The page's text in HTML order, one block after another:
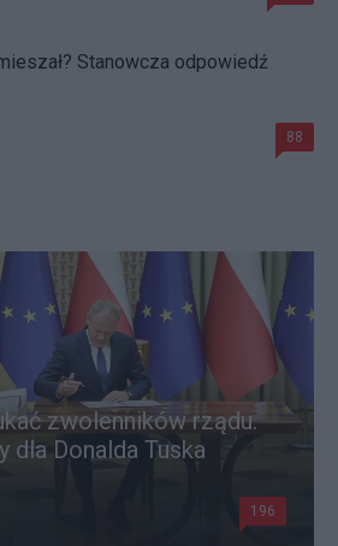
Stanowcza odpowiedź
88
zwolenników rządu.
dla Donalda Tuska
196